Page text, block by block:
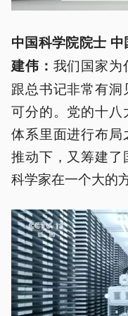
中国科学院院士
建伟： 我们国家为
跟总书记非常有
可分的。党的十
体系里面进行布局
推动下，又筹建
科学家在一个大的